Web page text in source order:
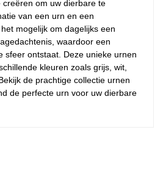
om uw dierbare te
van een urn en een
mogelijk om dagelijks een
waardoor een
sfeer ontstaat. Deze unieke urnen
kleuren zoals grijs, wit,
de prachtige collectie urnen
de perfecte urn voor uw dierbare